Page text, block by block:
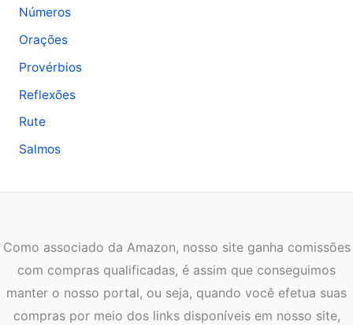
Números
Orações
Provérbios
Reflexões
Rute
Salmos
Como associado da Amazon, nosso site ganha comissões
com compras qualificadas, é assim que conseguimos
manter o nosso portal, ou seja, quando você efetua suas
compras por meio dos links disponíveis em nosso site,